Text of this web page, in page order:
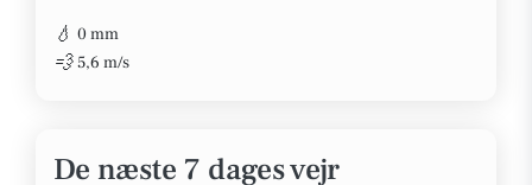
💧 0 mm
💨 5,6 m/s
De næste 7 dages vejr